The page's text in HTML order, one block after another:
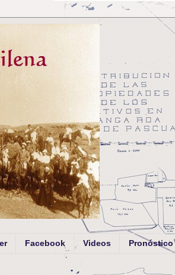
Facebook Videos Pronóstico